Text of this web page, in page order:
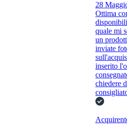
28
Ottima
quale mi
un
inviate
inserito
chiedere